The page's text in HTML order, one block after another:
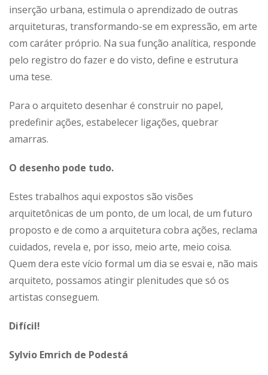
inserção urbana, estimula o aprendizado de outras
arquiteturas, transformando-se em expressão, em arte
com caráter próprio. Na sua função analítica, responde
pelo registro do fazer e do visto, define e estrutura
uma tese.
Para o arquiteto desenhar é construir no papel,
predefinir ações, estabelecer ligações, quebrar
amarras.
O desenho pode tudo.
Estes trabalhos aqui expostos são visões
arquitetônicas de um ponto, de um local, de um futuro
proposto e de como a arquitetura cobra ações, reclama
cuidados, revela e, por isso, meio arte, meio coisa.
Quem dera este vício formal um dia se esvai e, não mais
arquiteto, possamos atingir plenitudes que só os
artistas conseguem.
Difícil!
Sylvio Emrich de Podestá